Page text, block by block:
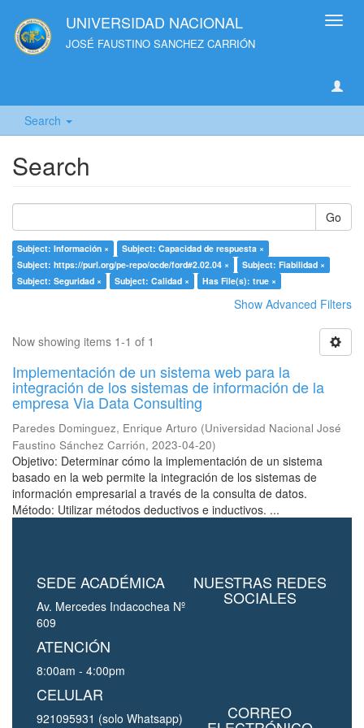
UNIVERSIDAD NACIONAL
JOSÉ FAUSTINO SANCHEZ CARRIÓN
Search
Search
Go
Subject: Información ×
Subject: Capacidad de respuesta ×
Subject: https://purl.org/pe-repo/ocde/ford#2.02.04 ×
Subject: Fiabilidad ×
Subject: Seguridad ×
Subject: Calidad × Has File(s): true ×
Show Advanced Filters
Now showing items 1-1 of 1
Implementación de un sistema web para la
integración de los sistemas de información de la
empresa Via Data Consulting
Paredes Dominguez, Enrique Arturo (Universidad Nacional José
Faustino Sánchez Carrión, 2023-04-20)
Objetivo: Determinar cómo la implementación de un sistema
basado en la web permite la integración de los sistemas de
información empresarial a través de la consulta de datos.
Método: Utilizar métodos deductivos e inductivos. ...
SEDE ACADÉMICA
Av. Mercedes Indacochea Nº
609
ATENCIÓN
8:00am - 4:00pm
CELULAR
921095931 (solo Whatsapp)
NUESTRAS REDES
SOCIALES
CORREO